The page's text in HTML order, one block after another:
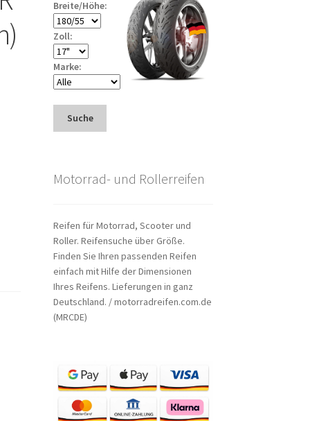
Breite/Höhe:
Zoll:
Marke:
Suche
Motorrad- und Rollerreifen
Reifen für Motorrad, Scooter und
Roller. Reifensuche über Größe.
Finden Sie Ihren passenden Reifen
einfach mit Hilfe der Dimensionen
Ihres Reifens. Lieferungen in ganz
Deutschland. / motorradreifen.com.de
(MRCDE)